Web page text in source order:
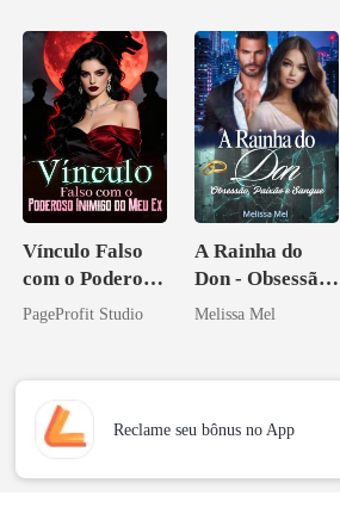
Lanternas Para
Ela
Veja-me Brilhar
Vínculo Falso
com o Poderoso
Inimigo do Meu
PageProfit Studio
A Rainha do
Don - Obsessão,
Paixão e Sangue
Melissa Mel
Reclame seu bônus no App